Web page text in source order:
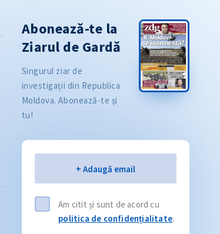
Abonează-te la
Ziarul de Gardă
Singurul ziar de
investigații din Republica
Moldova. Abonează-te și
tu!
+ Adaugă email
Am citit și sunt de acord cu
politica de confidențialitate.